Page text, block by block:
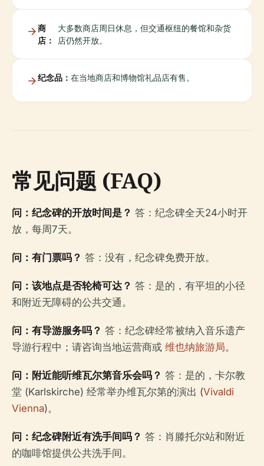
商
店：
大多数商店周日休息，但交通枢纽的餐馆和杂货
店仍然开放。
纪念品： 在当地商店和博物馆礼品店有售。
常见问题 (FAQ)
问：纪念碑的开放时间是？ 答：纪念碑全天24小时开
放，每周7天。
问：有门票吗？ 答：没有，纪念碑免费开放。
问：该地点是否轮椅可达？ 答：是的，有平坦的小径
和附近无障碍的公共交通。
问：有导游服务吗？ 答：纪念碑经常被纳入音乐遗产
导游行程中；请咨询当地运营商或 维也纳旅游局。
问：附近能听维瓦尔第音乐会吗？ 答：是的，卡尔教
堂 (Karlskirche) 经常举办维瓦尔第的演出 (Vivaldi
Vienna)。
问：纪念碑附近有洗手间吗？ 答：肖滕托尔站和附近
的咖啡馆提供公共洗手间。